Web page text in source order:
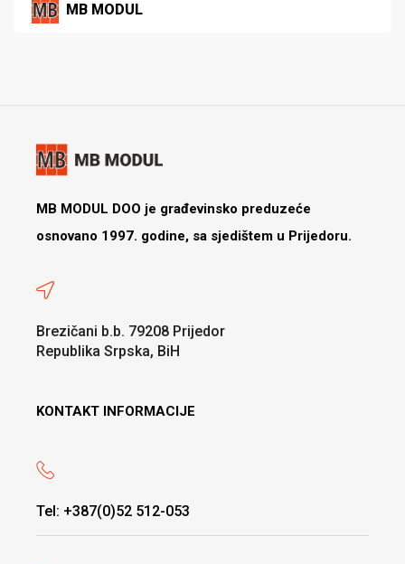
MB MODUL
MB MODUL DOO je građevinsko preduzeće
osnovano 1997. godine, sa sjedištem u Prijedoru.
Brezičani b.b. 79208 Prijedor
Republika Srpska, BiH
KONTAKT INFORMACIJE
Tel: +387(0)52 512-053